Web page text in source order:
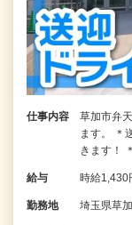
仕事内容
草加市弁
ます。 ＊
きます！
給与 時給1,430
勤務地 埼玉県草